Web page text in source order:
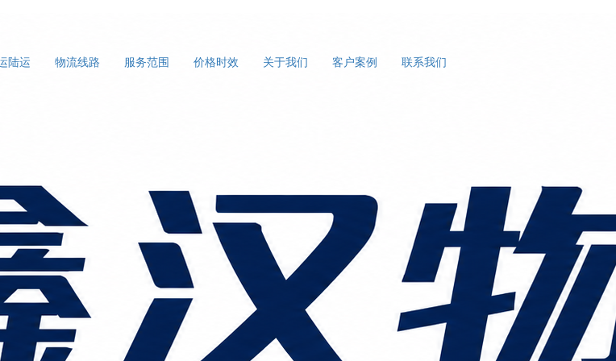
陆运 物流线路 服务范围 价格时效 关于我们 客户案例 联系我们